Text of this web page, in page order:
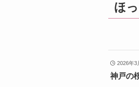
ほ
2026年3
神戸の